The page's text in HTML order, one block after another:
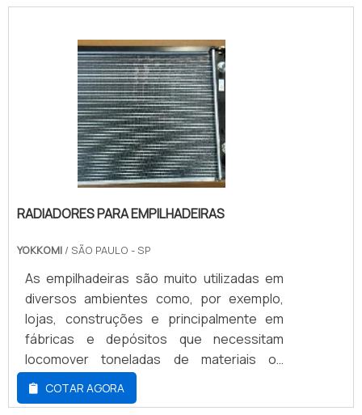
RADIADORES PARA EMPILHADEIRAS
YOKKOMI / SÃO PAULO - SP
As empilhadeiras são muito utilizadas em
diversos ambientes como, por exemplo,
lojas, construções e principalmente em
fábricas e depósitos que necessitam
locomover toneladas de materiais ou
produtos.Os radiadores para empilhadeiras
são umas das principais partes desse
COTAR AGORA